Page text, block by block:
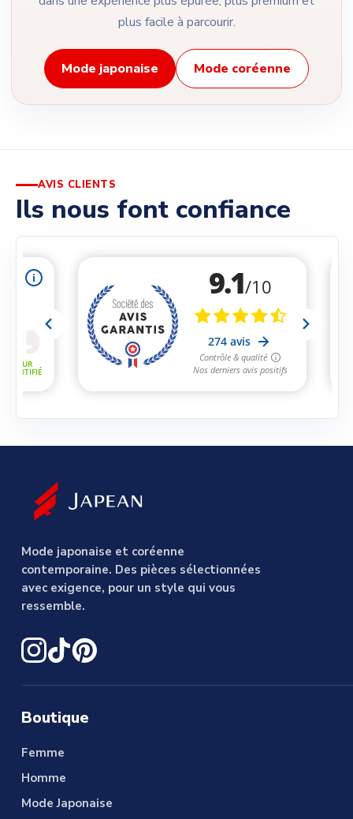
plus facile à parcourir.
Mode japonaise Mode coréenne
AVIS CLIENTS
Ils nous font confiance
Mode japonaise et coréenne
contemporaine. Des pièces sélectionnées
avec exigence, pour un style qui vous
ressemble.
Boutique
Femme
Homme
Mode Japonaise